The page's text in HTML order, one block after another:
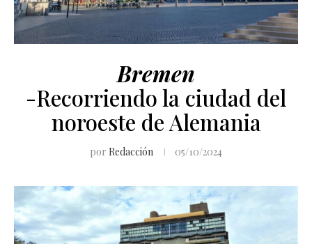
Bremen
-Recorriendo la ciudad del
noroeste de Alemania
por Redacción 05/10/2024